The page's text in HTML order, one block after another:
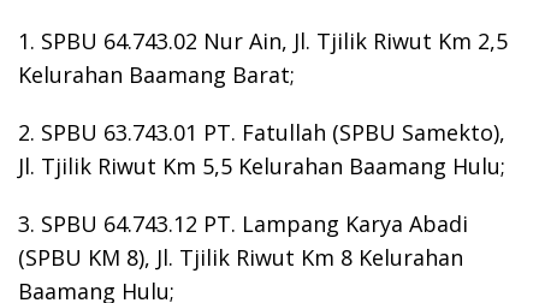
1. SPBU 64.743.02 Nur Ain, Jl. Tjilik Riwut Km 2,5
Kelurahan Baamang Barat;
2. SPBU 63.743.01 PT. Fatullah (SPBU Samekto),
Jl. Tjilik Riwut Km 5,5 Kelurahan Baamang Hulu;
3. SPBU 64.743.12 PT. Lampang Karya Abadi
(SPBU KM 8), Jl. Tjilik Riwut Km 8 Kelurahan
Baamang Hulu;